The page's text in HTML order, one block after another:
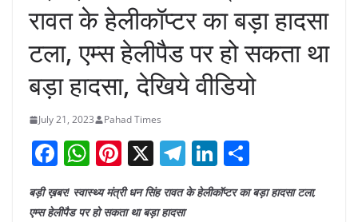
रावत के हेलीकॉप्टर का बड़ा हादसा
टला, एम्स हेलीपैड पर हो सकता था
बड़ा हादसा, देखिये वीडियो
July 21, 2023 Pahad Times
F
c
W
at
Pi
nt
er
X T
el
e
Li
n
k ar
बड़ी ख़बर! स्वास्थ्य मंत्री धन सिंह रावत के हेलीकॉप्टर का बड़ा हादसा टला,
एम्स हेलीपैड पर हो सकता था बड़ा हादसा